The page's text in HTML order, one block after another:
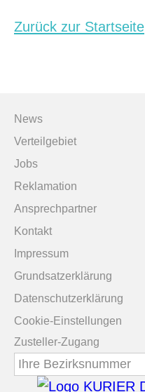
Zurück zur Startseite
Navigation
überspringen
News
Verteilgebiet
Jobs
Reklamation
Navigation
überspringen
Ansprechpartner
Kontakt
Impressum
Grundsatzerklärung
Datenschutzerklärung
Cookie-Einstellungen
Zusteller-Zugang